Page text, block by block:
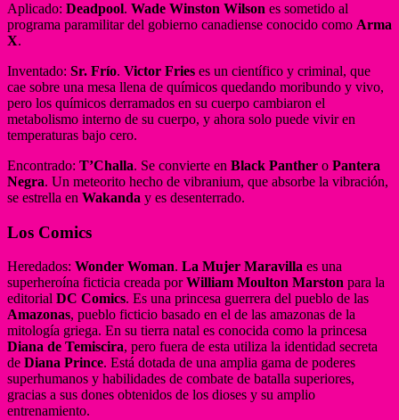
Aplicado: Deadpool. Wade Winston Wilson es sometido al
programa paramilitar del gobierno canadiense conocido como Arma
X.
Inventado: Sr. Frío. Victor Fries es un científico y criminal, que
cae sobre una mesa llena de químicos quedando moribundo y vivo,
pero los químicos derramados en su cuerpo cambiaron el
metabolismo interno de su cuerpo, y ahora solo puede vivir en
temperaturas bajo cero.
Encontrado: T’Challa. Se convierte en Black Panther o Pantera
Negra. Un meteorito hecho de vibranium, que absorbe la vibración,
se estrella en Wakanda y es desenterrado.
Los Comics
Heredados: Wonder Woman. La Mujer Maravilla es una
superheroína ficticia creada porWilliam Moulton Marston para la
editorial DC Comics. Es una princesa guerrera del pueblo de las
Amazonas, pueblo ficticio basado en el de las amazonas de la
mitología griega. En su tierra natal es conocida como la princesa
Diana de Temiscira, pero fuera de esta utiliza la identidad secreta
de Diana Prince. Está dotada de una amplia gama de poderes
superhumanos y habilidades de combate de batalla superiores,
gracias a sus dones obtenidos de los dioses y su amplio
entrenamiento.